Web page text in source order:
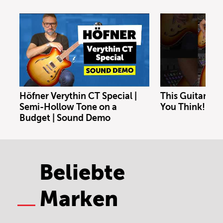
Höfner Verythin CT Special |
Semi-Hollow Tone on a
Budget | Sound Demo
This Guitar
You Think!
Beliebte
Marken